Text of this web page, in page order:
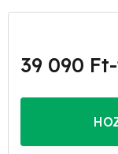
39 090 Ft